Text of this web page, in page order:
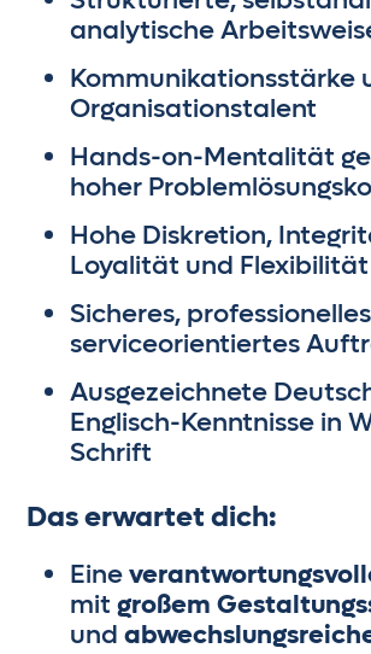
analytische
Kommunikationsstärke
Organisationstalent
Hands-on-Mentalität
hoher
Hohe Diskretion,
Loyalität und Flexibilität
Sicheres,
serviceorientiertes
Ausgezeichnete
Englisch-Kenntnisse in
Schrift
Das erwartet dich:
Eine
mitgroßem
und